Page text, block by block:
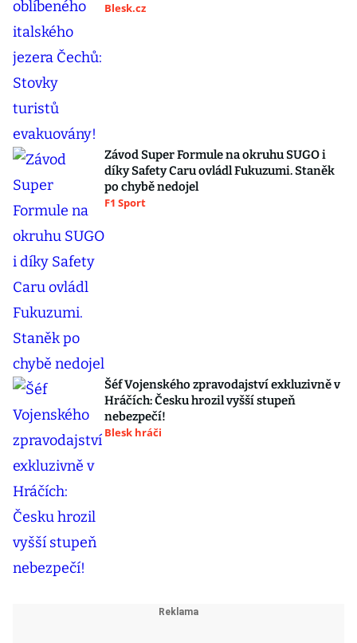
Blesk.cz
Závod Super Formule na okruhu SUGO i
díky Safety Caru ovládl Fukuzumi. Staněk
po chybě nedojel
F1 Sport
Šéf Vojenského zpravodajství exkluzivně v
Hráčích: Česku hrozil vyšší stupeň
nebezpečí!
Blesk hráči